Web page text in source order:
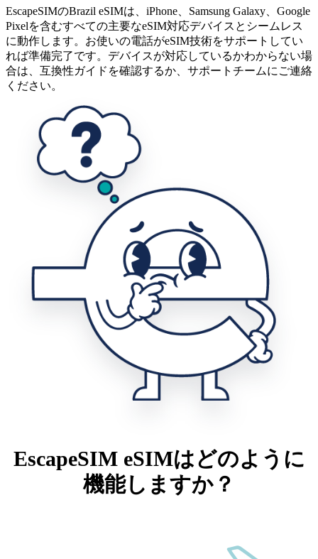
EscapeSIMのBrazil eSIMは、iPhone、Samsung Galaxy、Google
Pixelを含むすべての主要なeSIM対応デバイスとシームレス
に動作します。お使いの電話がeSIM技術をサポートしてい
れば準備完了です。デバイスが対応しているかわからない場
合は、互換性ガイドを確認するか、サポートチームにご連絡
ください。
EscapeSIM eSIMはどのように
機能しますか？